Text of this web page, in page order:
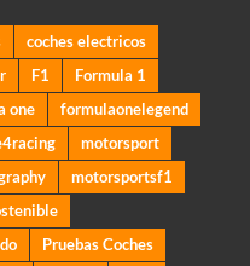
coches electricos
F1
Formula 1
one
formulaonelegend
motorsport
motorsportsf1
Pruebas Coches